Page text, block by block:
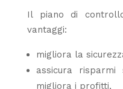
Il piano di
vantaggi:
migliora la
assicura
migliora i profitti,